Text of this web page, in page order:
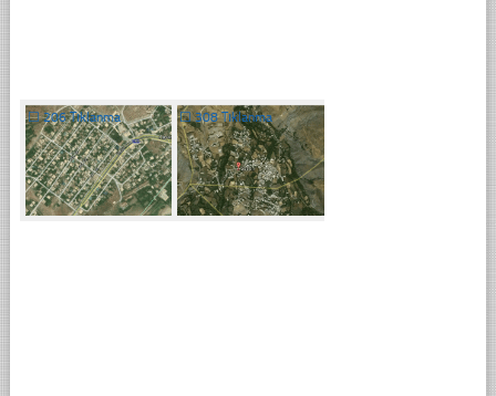
☐206 Tıklanma ☐308 Tıklanma